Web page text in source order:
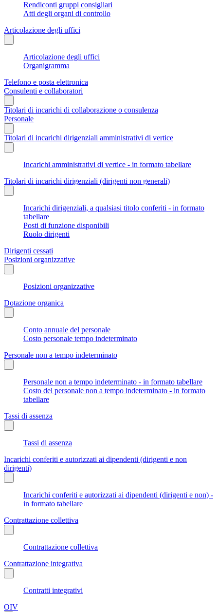
Rendiconti gruppi consigliari
Atti degli organi di controllo
Articolazione degli uffici
Articolazione degli uffici
Organigramma
Telefono e posta elettronica
Consulenti e collaboratori
Titolari di incarichi di collaborazione o consulenza
Personale
Titolari di incarichi dirigenziali amministrativi di vertice
Incarichi amministrativi di vertice - in formato tabellare
Titolari di incarichi dirigenziali (dirigenti non generali)
Incarichi dirigenziali, a qualsiasi titolo conferiti - in formato
tabellare
Posti di funzione disponibili
Ruolo dirigenti
Dirigenti cessati
Posizioni organizzative
Posizioni organizzative
Dotazione organica
Conto annuale del personale
Costo personale tempo indeterminato
Personale non a tempo indeterminato
Personale non a tempo indeterminato - in formato tabellare
Costo del personale non a tempo indeterminato - in formato
tabellare
Tassi di assenza
Tassi di assenza
Incarichi conferiti e autorizzati ai dipendenti (dirigenti e non
dirigenti)
Incarichi conferiti e autorizzati ai dipendenti (dirigenti e non) -
in formato tabellare
Contrattazione collettiva
Contrattazione collettiva
Contrattazione integrativa
Contratti integrativi
OIV